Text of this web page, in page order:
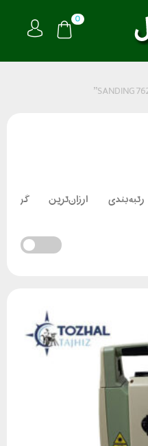
0
رتبه بندی ارزان‌ترین